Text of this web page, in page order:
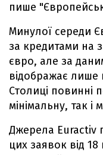
пише
Минулої середи
за кредитами на
євро, але за
відображає лише
Столиці повинні
мінімальну, так
Джерела Euractiv
цих заявок від